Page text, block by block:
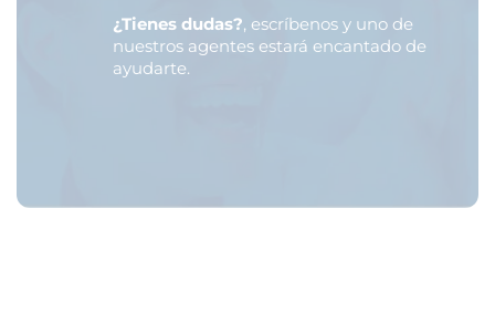
¿Tienes dudas?, escríbenos y uno de
nuestros agentes estará encantado de
ayudarte.